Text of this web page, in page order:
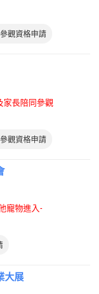
參觀資格申請
家長陪同參觀
參觀資格申請
寵物進入-
大展